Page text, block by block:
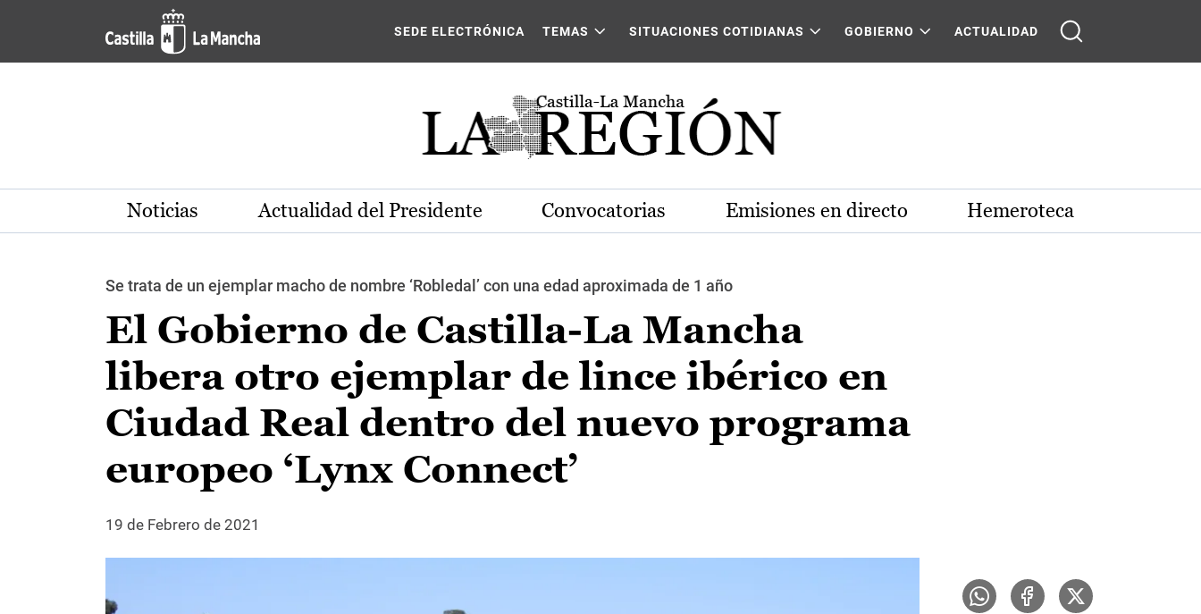
Pasar al contenido principal
SEDE ELECTRÓNICA TEMAS SITUACIONES COTIDIANAS GOBIERNO ACTUALIDAD
Noticias Actualidad del Presidente Convocatorias Emisiones en directo Hemeroteca
Se trata de un ejemplar macho de nombre ‘Robledal’ con una edad aproximada de 1 año
El Gobierno de Castilla-La Mancha
libera otro ejemplar de lince ibérico en
Ciudad Real dentro del nuevo programa
europeo ‘Lynx Connect’
19 de Febrero de 2021